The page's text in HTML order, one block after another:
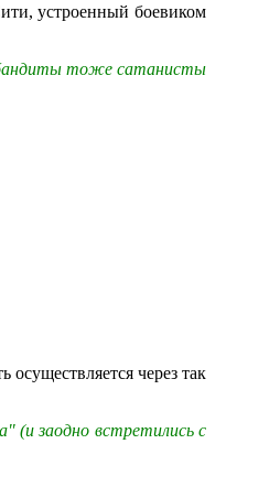
устроенный боевиком
бандиты тоже сатанисты
через так
(и заодно встретились с